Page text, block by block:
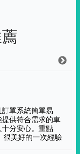
單系統簡單易
供符合需求的車
分安心。重點
很美好的一次經驗